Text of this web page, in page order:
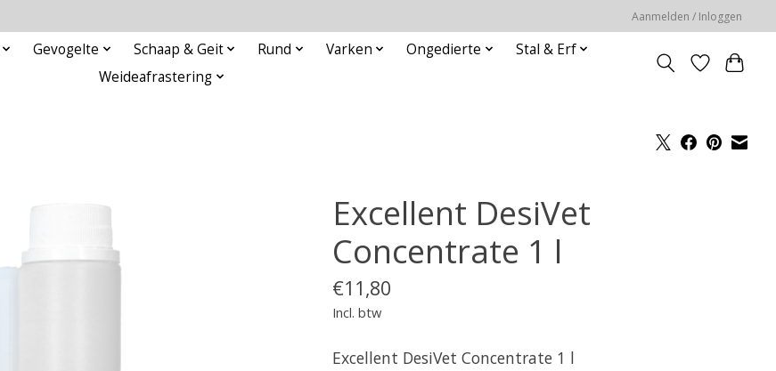
Aanmelden / Inloggen
Gevogelte Schaap & Geit Rund Varken Ongedierte
Stal & Erf
Weideafrastering
Excellent DesiVet
Concentrate 1 l
€11,80
Incl. btw
Excellent DesiVet Concentrate 1 l